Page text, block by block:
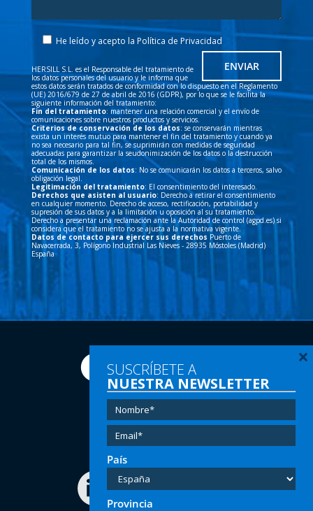
He leído y acepto la Política de Privacidad
HERSILL S.L. es el Responsable del tratamiento de
los datos personales del usuario y le informa que
estos datos serán tratados de conformidad con lo dispuesto en el Reglamento
(UE) 2016/679 de 27 de abril de 2016 (GDPR), por lo que se le facilita la
siguiente información del tratamiento:
Fin del tratamiento: mantener una relación comercial y el envío de
comunicaciones sobre nuestros productos y servicios.
Criterios de conservación de los datos: se conservarán mientras
exista un interés mutuo para mantener el fin del tratamiento y cuando ya
no sea necesario para tal fin, se suprimirán con medidas de seguridad
adecuadas para garantizar la seudonimización de los datos o la destrucción
total de los mismos.
Comunicación de los datos: No se comunicarán los datos a terceros, salvo
obligación legal.
Legitimación del tratamiento: El consentimiento del interesado.
Derechos que asisten al usuario: Derecho a retirar el consentimiento
en cualquier momento. Derecho de acceso, rectificación, portabilidad y
supresión de sus datos y a la limitación u oposición al su tratamiento.
Derecho a presentar una reclamación ante la Autoridad de control (agpd.es) si
considera que el tratamiento no se ajusta a la normativa vigente.
Datos de contacto para ejercer sus derechos Puerto de
Navacerrada, 3, Polígono Industrial Las Nieves - 28935 Móstoles (Madrid)
España
Tel:(+34) 91 616 60 00
Email:info@hersill.com
SUSCRÍBETE A
NUESTRA NEWSLETTER
País
Provincia
×